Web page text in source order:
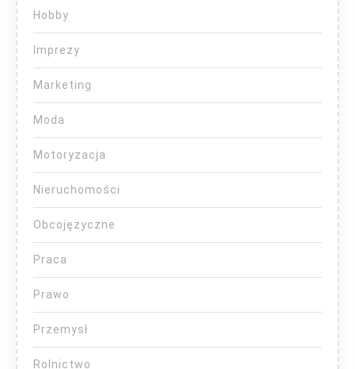
Hobby
Imprezy
Marketing
Moda
Motoryzacja
Nieruchomości
Obcojęzyczne
Praca
Prawo
Przemysł
Rolnictwo